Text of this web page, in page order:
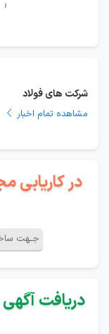
‹
شرکت های فولاد
مشاهده تمام اخبار
در کاریابی
جـهت
دریافت آگهی